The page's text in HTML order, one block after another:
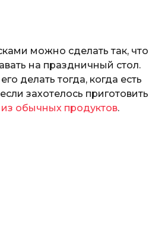
можно сделать так, что
на праздничный стол.
делать тогда, когда есть
захотелось приготовить
обычных продуктов.